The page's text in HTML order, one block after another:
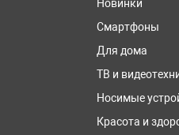
Новинки
Смартфоны
Для дома
ТВ и
Носимые
Красота и